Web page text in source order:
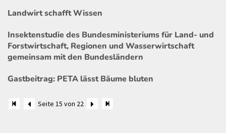
Landwirt schafft Wissen
Insektenstudie des Bundesministeriums für Land- und
Forstwirtschaft, Regionen und Wasserwirtschaft
gemeinsam mit den Bundesländern
Gastbeitrag: PETA lässt Bäume bluten
Seite 15 von 22